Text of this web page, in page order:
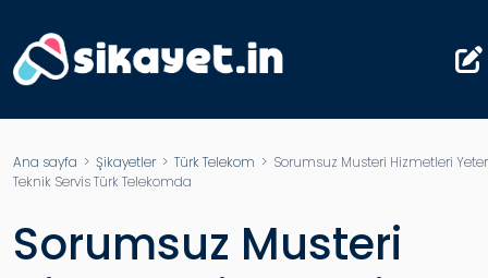
Ana sayfa > Şikayetler> Türk Telekom > Sorumsuz Musteri Hizmetleri
Teknik Servis Türk Telekomda
Sorumsuz Musteri